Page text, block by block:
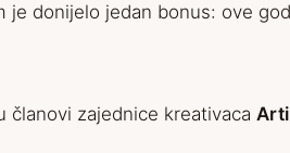
je donijelo jedan bonus: ove
članovi zajednice kreativaca